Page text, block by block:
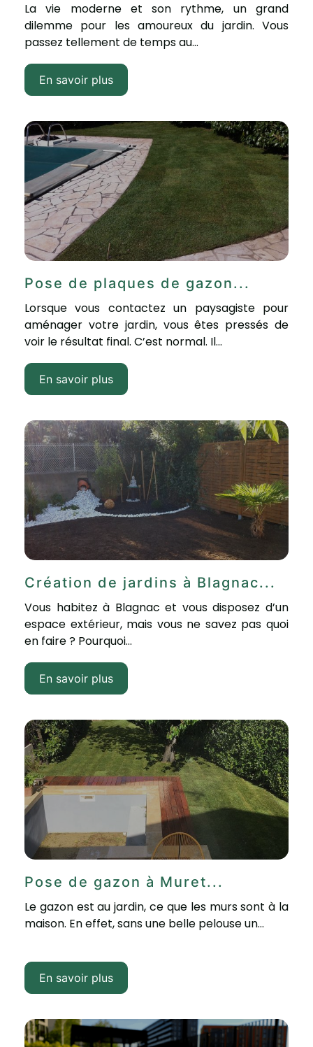
La vie moderne et son rythme, un grand
dilemme pour les amoureux du jardin. Vous
passez tellement de temps au...
En savoir plus
Pose de plaques de gazon...
Lorsque vous contactez un paysagiste pour
aménager votre jardin, vous êtes pressés de
voir le résultat final. C’est normal. Il...
En savoir plus
Création de jardins à Blagnac...
Vous habitez à Blagnac et vous disposez d’un
espace extérieur, mais vous ne savez pas quoi
en faire ? Pourquoi...
En savoir plus
Pose de gazon à Muret...
Le gazon est au jardin, ce que les murs sont à la
maison. En effet, sans une belle pelouse un...
En savoir plus